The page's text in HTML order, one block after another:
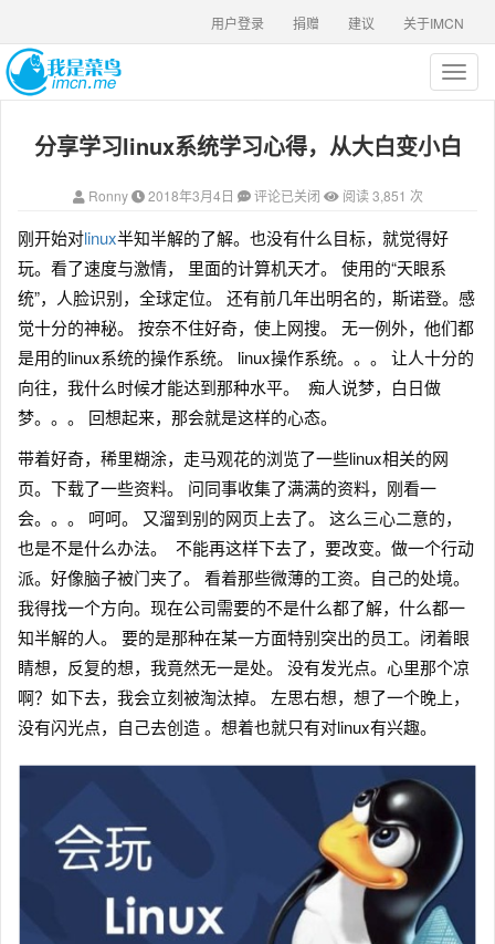
关于IMCN
建议
捐赠
用户登录
T
o
g
g
a
t
i
分享学习linux系统学习心得，从大白变小白
Ronny 2018年3月4日 评论已关闭 阅读 3,851 次
刚开始对linux半知半解的了解。也没有什么目标，就觉得好
玩。看了速度与激情， 里面的计算机天才。 使用的“天眼系
统”，人脸识别，全球定位。 还有前几年出明名的，斯诺登。感
觉十分的神秘。 按奈不住好奇，使上网搜。 无一例外，他们都
是用的linux系统的操作系统。 linux操作系统。。。 让人十分的
向往，我什么时候才能达到那种水平。 痴人说梦，白日做
梦。。。 回想起来，那会就是这样的心态。
带着好奇，稀里糊涂，走马观花的浏览了一些linux相关的网
页。下载了一些资料。 问同事收集了满满的资料，刚看一
会。。。 呵呵。 又溜到别的网页上去了。 这么三心二意的，
也是不是什么办法。 不能再这样下去了，要改变。做一个行动
派。好像脑子被门夹了。 看着那些微薄的工资。自己的处境。
我得找一个方向。现在公司需要的不是什么都了解，什么都一
知半解的人。 要的是那种在某一方面特别突出的员工。闭着眼
睛想，反复的想，我竟然无一是处。 没有发光点。心里那个凉
啊？如下去，我会立刻被淘汰掉。 左思右想，想了一个晚上，
没有闪光点，自己去创造 。想着也就只有对linux有兴趣。